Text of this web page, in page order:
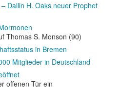
Dallin H. Oaks neuer Prophet
Thomas S. Monson (90)
in Bremen
Mitglieder in Deutschland
offenen Tür ein